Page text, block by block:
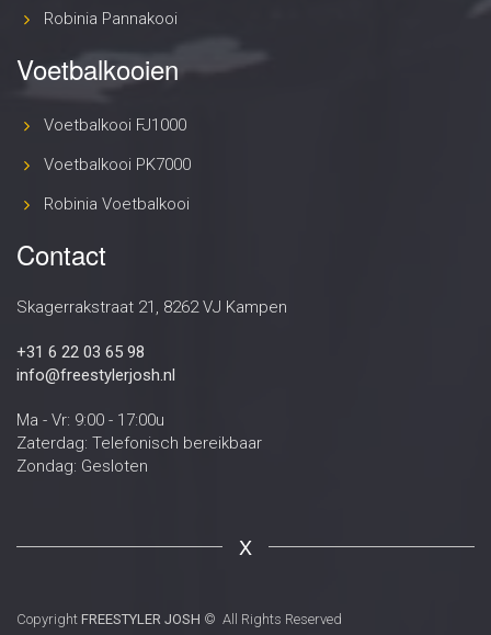
Robinia Pannakooi
Voetbalkooien
Voetbalkooi FJ1000
Voetbalkooi PK7000
Robinia Voetbalkooi
Contact
Skagerrakstraat 21, 8262 VJ Kampen
+31 6 22 03 65 98
info@freestylerjosh.nl
Ma - Vr: 9:00 - 17:00u
Zaterdag: Telefonisch bereikbaar
Zondag: Gesloten
X
Copyright FREESTYLER JOSH © All Rights Reserved